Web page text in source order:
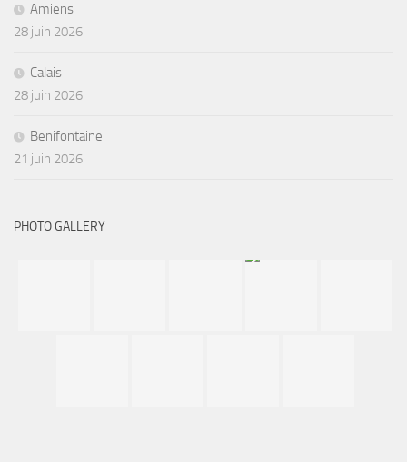
Amiens
28 juin 2026
Calais
28 juin 2026
Benifontaine
21 juin 2026
PHOTO GALLERY